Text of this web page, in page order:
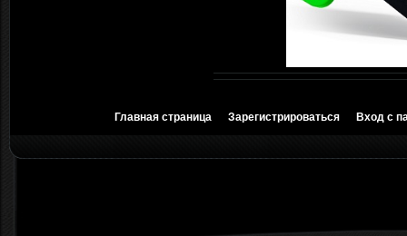
Главная страница Зарегистрироваться Вход с